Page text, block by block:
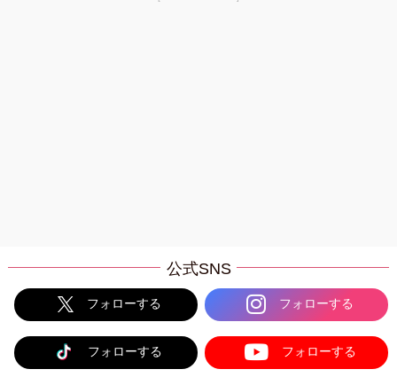
公式SNS
フォローする フォローする
フォローする フォローする